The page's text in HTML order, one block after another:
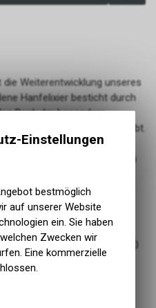
Weiterentwicklung unseres
Hanfelixier besticht durch
Dank der besonders
vollständig erhalten bleibt.
Reinsubstanz und kein
ist ein wertvoller Begleiter im
frisches, blumiges Aroma
| CBD/CBDa Verhältnis: 1:0
von Räumen
Einstellungen
bestmöglich
auf unserer Website
ein. Sie haben
Zwecken wir
Eine kommerzielle